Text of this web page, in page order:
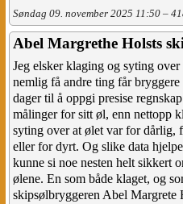
Søndag 09. november 2025 11:50 –
Abel Margrethe Holsts
Jeg elsker klaging og syting
nemlig få andre ting får bryggere
dager til å oppgi presise
målinger for sitt øl, enn nettopp
syting over at ølet var for dårlig,
eller for dyrt. Og slike data
kunne si noe nesten helt sikkert
ølene. En som både klaget, og
skipsølbryggeren Abel Margrete